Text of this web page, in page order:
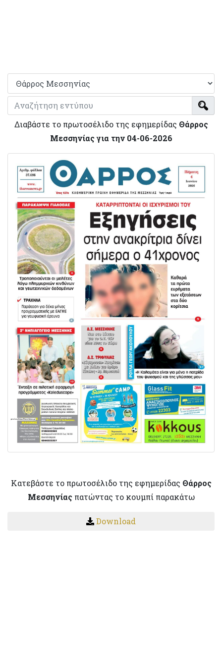
Διαβάστε το πρωτοσέλιδο της εφημερίδας Θάρρος
Μεσσηνίας για την 04-06-2026
Κατεβάστε το πρωτοσέλιδο της εφημερίδας Θάρρος
Μεσσηνίαςπατώντας το κουμπί παρακάτω
Download